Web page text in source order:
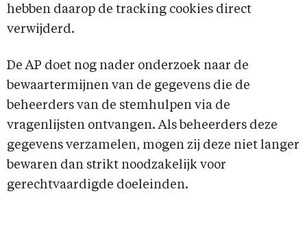
hebben daarop de tracking cookies direct
verwijderd.
De AP doet nog nader onderzoek naar de
bewaartermijnen van de gegevens die de
beheerders van de stemhulpen via de
vragenlijsten ontvangen. Als beheerders deze
gegevens verzamelen, mogen zij deze niet langer
bewaren dan strikt noodzakelijk voor
gerechtvaardigde doeleinden.